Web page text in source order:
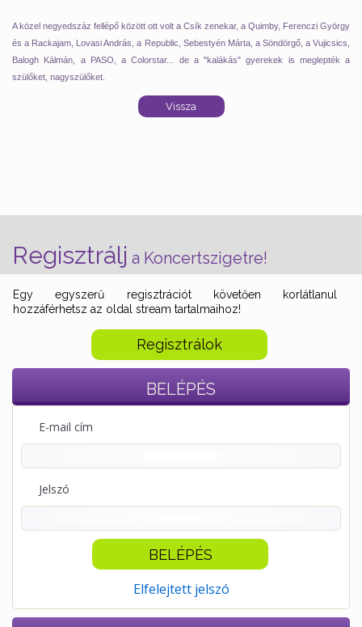
Regisztrálj a Koncertszigetre!
Egy egyszerű regisztrációt követően korlátlanul
hozzáférhetsz az oldal stream tartalmaihoz!
Regisztrálok
BELÉPÉS
E-mail cím
Jelszó
Elfelejtett jelszó
A közel negyedszáz fellépő között ott volt a Csík zenekar, a Quimby, Ferenczi György
és a Rackajam, Lovasi András, a Republic, Sebestyén Márta, a Söndörgő, a Vujicsics,
Balogh Kálmán, a PASO, a Colorstar... de a "kalákás" gyerekek is meglepték a
szülőket, nagyszülőket.